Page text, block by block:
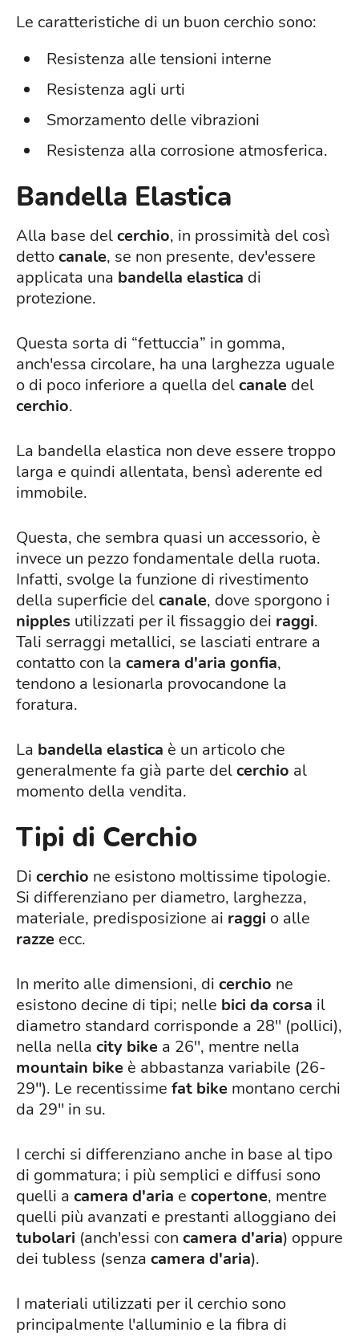
Le caratteristiche di un buon cerchio sono:
Resistenza alle tensioni interne
Resistenza agli urti
Smorzamento delle vibrazioni
Resistenza alla corrosione atmosferica.
Bandella Elastica
Alla base delcerchio, in prossimità del così
dettocanale, se non presente, dev'essere
applicata una bandella elastica di
protezione.
Questa sorta di “fettuccia” in gomma,
anch'essa circolare, ha una larghezza uguale
o di poco inferiore a quella delcanale del
cerchio.
La bandella elastica non deve essere troppo
larga e quindi allentata, bensì aderente ed
immobile.
Questa, che sembra quasi un accessorio, è
invece un pezzo fondamentale della ruota.
Infatti, svolge la funzione di rivestimento
della superficie delcanale, dove sporgono i
nipples utilizzati per il fissaggio dei raggi.
Tali serraggi metallici, se lasciati entrare a
contatto con la camera d'aria gonfia,
tendono a lesionarla provocandone la
foratura.
La bandella elastica è un articolo che
generalmente fa già parte delcerchio al
momento della vendita.
Tipi di Cerchio
Di cerchio ne esistono moltissime tipologie.
Si differenziano per diametro, larghezza,
materiale, predisposizione ai raggi o alle
razze ecc.
In merito alle dimensioni, di cerchio ne
esistono decine di tipi; nelle bici da corsa il
diametro standard corrisponde a 28'' (pollici),
nella nella city bike a 26'', mentre nella
mountain bike è abbastanza variabile (26-
29''). Le recentissime fat bike montano cerchi
da 29'' in su.
I cerchi si differenziano anche in base al tipo
di gommatura; i più semplici e diffusi sono
quelli a camera d'aria e copertone, mentre
quelli più avanzati e prestanti alloggiano dei
tubolari (anch'essi con camera d'aria) oppure
dei tubless (senza camera d'aria).
I materiali utilizzati per il cerchio sono
principalmente l'alluminio e la fibra di